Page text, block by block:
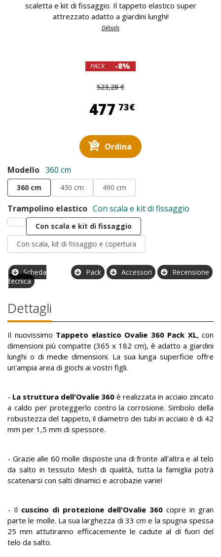
scaletta e kit di fissaggio. Il tappeto elastico super
attrezzato adatto a giardini lunghi!
Détails
PACK -8%
523,28 €
477 73€477,73 €
Ordina
Modello 360 cm
360 cm 430 cm 490 cm
Trampolino elastico Con scala e kit di fissaggio
Con scala e kit di fissaggio
Con scala, kit di fissaggio e copertura
Scheda
tecnica
Pack Accessori Recensione
Dettagli
Il nuovissimo Tappeto elastico Ovalie 360 Pack XL, con
dimensioni più compatte (365 x 182 cm), è adatto a giardini
lunghi o di medie dimensioni. La sua lunga superficie offre
un'ampia area di giochi ai vostri figli.
- La struttura dell'Ovalie 360 è realizzata in acciaio zincato
a caldo per proteggerlo contro la corrosione. Simbolo della
robustezza del tappeto, il diametro dei tubi in acciaio è di 42
mm per 1,5 mm di spessore.
- Grazie alle 60 molle disposte una di fronte all'altra e al telo
da salto in tessuto Mesh di qualità, tutta la famiglia potrà
scatenarsi con salti dinamici e acrobazie varie!
- Il cuscino di protezione dell'Ovalie 360 copre in gran
parte le molle. La sua larghezza di 33 cm e la spugna spessa
25 mm attutiranno efficacemente le cadute al di fuori del
telo da salto.